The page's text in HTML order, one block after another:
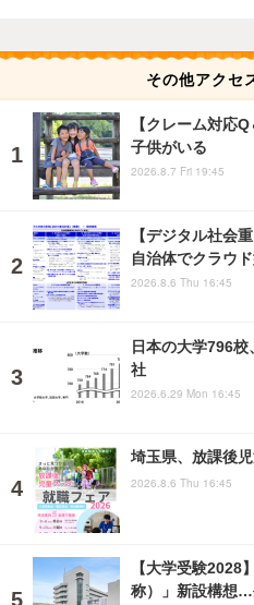
その他アクセ
【クレーム対応
子供がいる
2026.8.7 Fri 19:45
【デジタル社会
自治体でクラウ
2026.8.6 Thu 16:45
日本の大学796
社
2026.6.29 Mon 16:45
埼玉県、放課後
2026.8.6 Thu 16:45
【大学受験2028
称）」新設構想…